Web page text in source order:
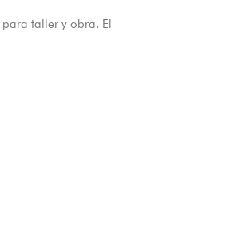
taller y obra. El